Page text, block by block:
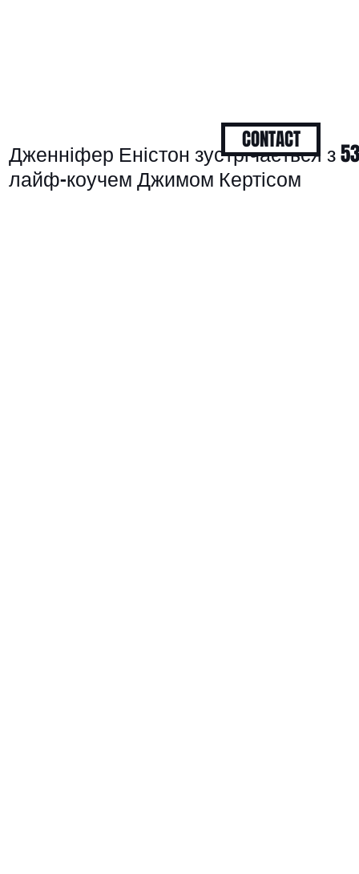
Дженніфер Еністон зустрічається з
лайф-коучем Джимом Кертісом
CONTACT